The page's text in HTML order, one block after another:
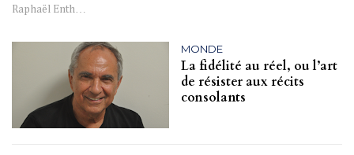
Raphaël Enth…
MONDE
La fidélité au réel, ou l’art
de résister aux récits
consolants